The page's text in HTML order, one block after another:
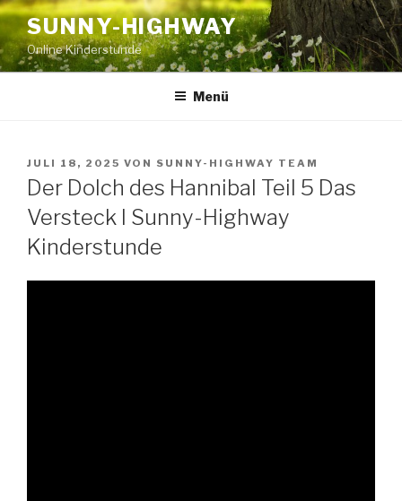
Zum
Inhalt
springen
SUNNY-HIGHWAY
Online Kinderstunde
Menü
VERÖFFENTLICHT
AM
JULI 18, 2025 VON SUNNY-HIGHWAY TEAM
Der Dolch des Hannibal Teil 5 Das
Versteck I Sunny-Highway
Kinderstunde